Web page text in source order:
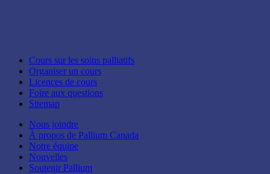
Cours sur les soins palliatifs
Organiser un cours
Licences de cours
Foire aux questions
Sitemap
Nous joindre
À propos de Pallium Canada
Notre équipe
Nouvelles
Soutenir Pallium